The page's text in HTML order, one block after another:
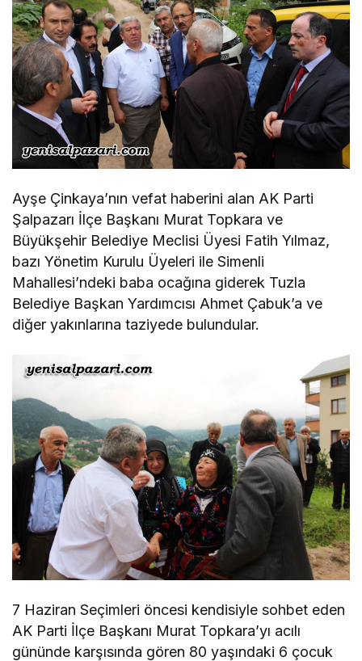
Ayşe Çinkaya’nın vefat haberini alan AK Parti
Şalpazarı İlçe Başkanı Murat Topkara ve
Büyükşehir Belediye Meclisi Üyesi Fatih Yılmaz,
bazı Yönetim Kurulu Üyeleri ile Simenli
Mahallesi’ndeki baba ocağına giderek Tuzla
Belediye Başkan Yardımcısı Ahmet Çabuk’a ve
diğer yakınlarına taziyede bulundular.
7 Haziran Seçimleri öncesi kendisiyle sohbet eden
AK Parti İlçe Başkanı Murat Topkara’yı acılı
gününde karşısında gören 80 yaşındaki 6 çocuk